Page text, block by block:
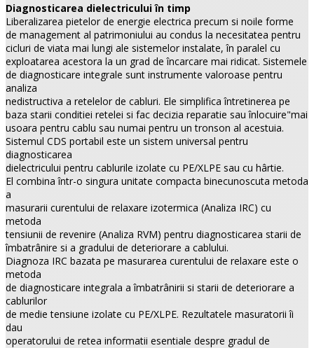
Diagnosticarea dielectricului în timp
Liberalizarea pietelor de energie electrica precum si noile forme
de management al patrimoniului au condus la necesitatea pentru
cicluri de viata mai lungi ale sistemelor instalate, în paralel cu
exploatarea acestora la un grad de încarcare mai ridicat. Sistemele
de diagnosticare integrale sunt instrumente valoroase pentru
analiza
nedistructiva a retelelor de cabluri. Ele simplifica întretinerea pe
baza starii conditiei retelei si fac decizia reparatie sau înlocuire"mai
usoara pentru cablu sau numai pentru un tronson al acestuia.
Sistemul CDS portabil este un sistem universal pentru
diagnosticarea
dielectricului pentru cablurile izolate cu PE/XLPE sau cu hârtie.
El combina într-o singura unitate compacta binecunoscuta metoda
a
masurarii curentului de relaxare izotermica (Analiza IRC) cu
metoda
tensiunii de revenire (Analiza RVM) pentru diagnosticarea starii de
îmbatrânire si a gradului de deteriorare a cablului.
Diagnoza IRC bazata pe masurarea curentului de relaxare este o
metoda
de diagnosticare integrala a îmbatrânirii si starii de deteriorare a
cablurilor
de medie tensiune izolate cu PE/XLPE. Rezultatele masuratorii îi
dau
operatorului de retea informatii esentiale despre gradul de